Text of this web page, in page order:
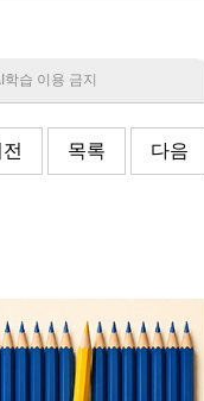
습 이용 금지
목록 다음